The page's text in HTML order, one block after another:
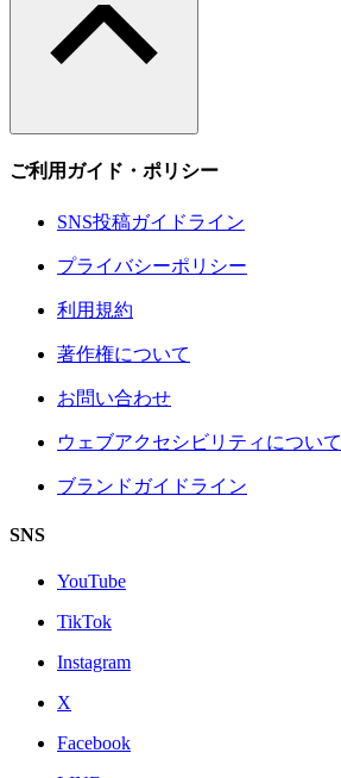
ご利用ガイド・ポリシー
SNS投稿ガイドライン
プライバシーポリシー
利用規約
著作権について
お問い合わせ
ウェブアクセシビリティについて
ブランドガイドライン
SNS
YouTube
TikTok
Instagram
X
Facebook